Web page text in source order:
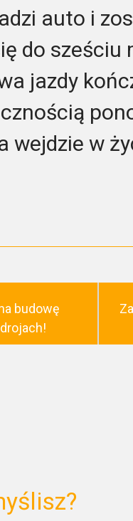
auto i
do sześciu
jazdy
wejdzie w
budowę